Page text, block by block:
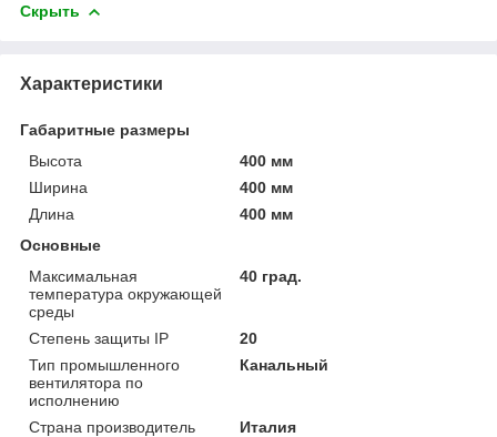
Скрыть
Характеристики
Габаритные размеры
Высота
400 мм
Ширина
400 мм
Длина
400 мм
Основные
Максимальная
температура окружающей
среды
40 град.
Степень защиты IP
20
Тип промышленного
вентилятора по
исполнению
Канальный
Страна производитель
Италия